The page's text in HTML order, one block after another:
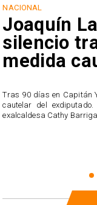
NACIONAL
Joaquín
silencio
medida
Tras 90 días en Capitán
cautelar del
exalcaldesa Cathy